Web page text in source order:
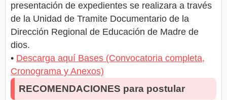
presentación de expedientes se realizara a través
de la Unidad de Tramite Documentario de la
Dirección Regional de Educación de Madre de
dios.
• Descarga aquí Bases (Convocatoria completa,
Cronograma y Anexos)
RECOMENDACIONES para postular